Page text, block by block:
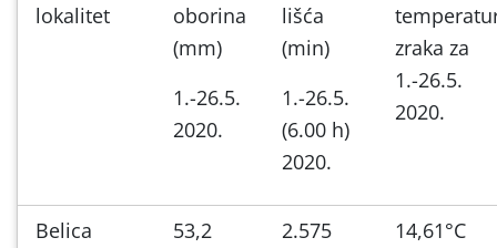
lokalitet
oborina
(mm)
1.-26.5.
2020.
lišća
(min)
1.-26.5.
(6.00 h)
2020.
zraka za
1.-26.5.
2020.
Belica
53,2
2.575
14,61°C